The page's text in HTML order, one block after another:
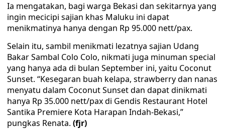
Ia mengatakan, bagi warga Bekasi dan sekitarnya yang
ingin mecicipi sajian khas Maluku ini dapat
menikmatinya hanya dengan Rp 95.000 nett/pax.
Selain itu, sambil menikmati lezatnya sajian Udang
Bakar Sambal Colo Colo, nikmati juga minuman special
yang hanya ada di bulan September ini, yaitu Coconut
Sunset. “Kesegaran buah kelapa, strawberry dan nanas
menyatu dalam Coconut Sunset dan dapat dinikmati
hanya Rp 35.000 nett/pax di Gendis Restaurant Hotel
Santika Premiere Kota Harapan Indah-Bekasi,”
pungkas Renata. (fjr)